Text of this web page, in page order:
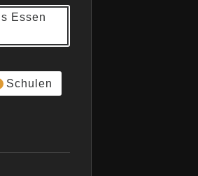
Essen
Schulen